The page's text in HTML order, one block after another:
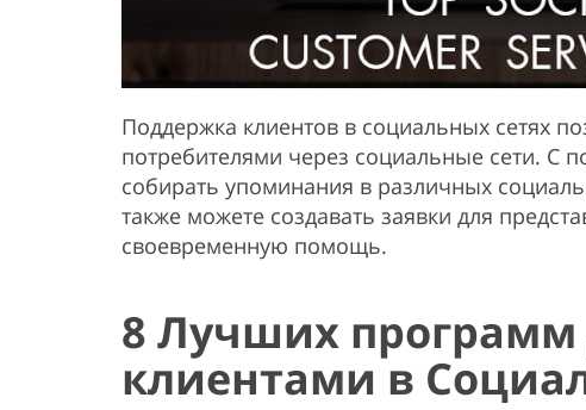
Поддержка клиентов в социальных сетях
потребителями через социальные сети. С
собирать упоминания в различных
также можете создавать заявки для
своевременную помощь.
8 Лучших программ
клиентами в